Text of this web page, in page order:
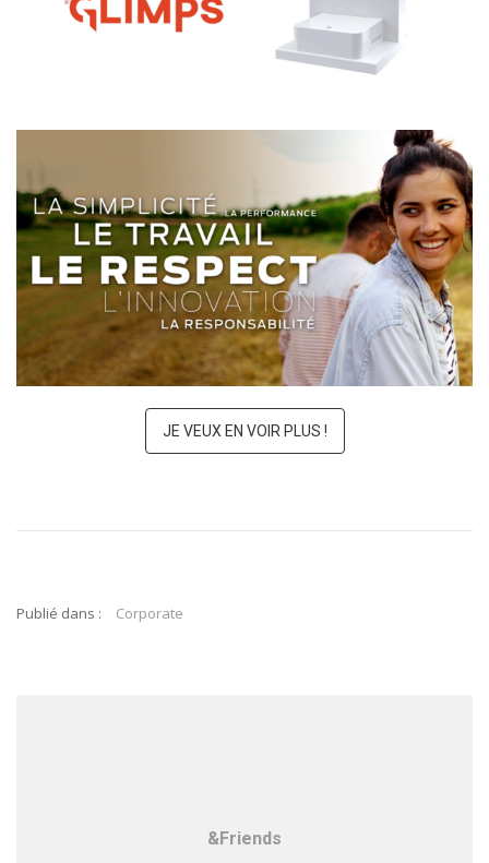
TYREX x GLIMPS
PROCANAR
JE VEUX EN VOIR PLUS !
Publié dans : Corporate
&Friends